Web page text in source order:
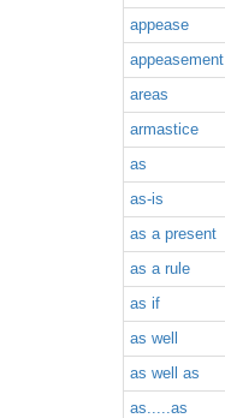
appease
appeasement
areas
armastice
as
as-is
as a present
as a rule
as if
as well
as well as
as.....as